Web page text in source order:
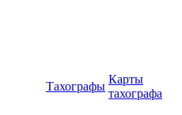
Тахографы
Карты
тахографа